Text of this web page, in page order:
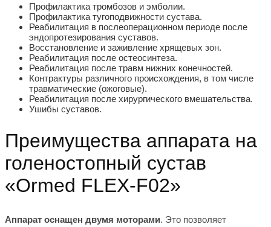
Профилактика тромбозов и эмболии.
Профилактика тугоподвижности сустава.
Реабилитация в послеоперационном периоде после
эндопротезирования суставов.
Восстановление и заживление хрящевых зон.
Реабилитация после остеосинтеза.
Реабилитация после травм нижних конечностей.
Контрактуры различного происхождения, в том числе
травматические (ожоговые).
Реабилитация после хирургического вмешательства.
Ушибы суставов.
Преимущества аппарата на
голеностопный сустав
«Ormed FLEX-F02»
Аппарат оснащен двумя моторами. Это позволяет